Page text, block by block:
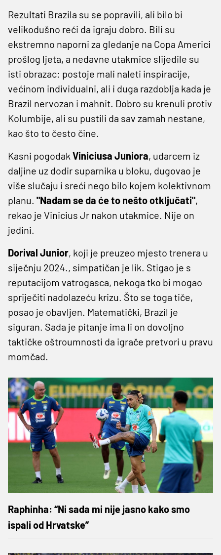
Rezultati Brazila su se popravili, ali bilo bi
velikodušno reći da igraju dobro. Bili su
ekstremno naporni za gledanje na Copa Americi
prošlog ljeta, a nedavne utakmice slijedile su
isti obrazac: postoje mali naleti inspiracije,
većinom individualni, ali i duga razdoblja kada je
Brazil nervozan i mahnit. Dobro su krenuli protiv
Kolumbije, ali su pustili da sav zamah nestane,
kao što to često čine.
Kasni pogodak Viniciusa Juniora, udarcem iz
daljine uz dodir suparnika u bloku, dugovao je
više slučaju i sreći nego bilo kojem kolektivnom
planu. "Nadam se da će to nešto otključati",
rekao je Vinicius Jr nakon utakmice. Nije on
jedini.
Dorival Junior, koji je preuzeo mjesto trenera u
siječnju 2024., simpatičan je lik. Stigao je s
reputacijom vatrogasca, nekoga tko bi mogao
spriječiti nadolazeću krizu. Što se toga tiče,
posao je obavljen. Matematički, Brazil je
siguran. Sada je pitanje ima li on dovoljno
taktičke oštroumnosti da igrače pretvori u pravu
momčad.
Raphinha: “Ni sada mi nije jasno kako smo
ispali od Hrvatske”